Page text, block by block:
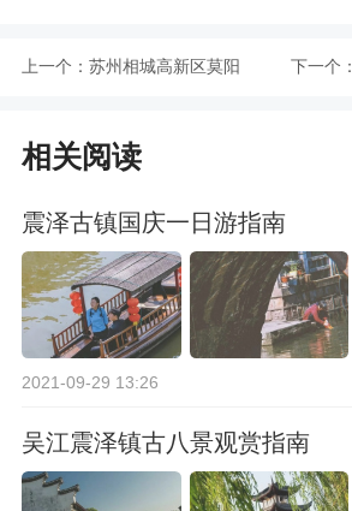
上一个： 苏州相城高新区莫阳 下一个：
相关阅读
震泽古镇国庆一日游指南
2021-09-29 13:26
吴江震泽镇古八景观赏指南